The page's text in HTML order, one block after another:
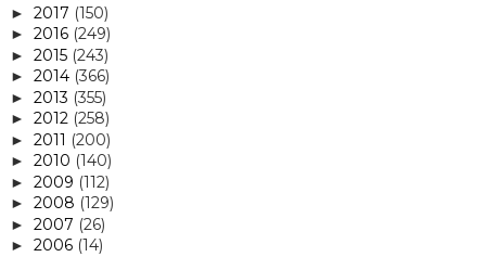
► 2017 (150)
► 2016 (249)
► 2015 (243)
► 2014 (366)
► 2013 (355)
► 2012 (258)
► 2011 (200)
► 2010 (140)
► 2009 (112)
► 2008 (129)
► 2007 (26)
► 2006 (14)